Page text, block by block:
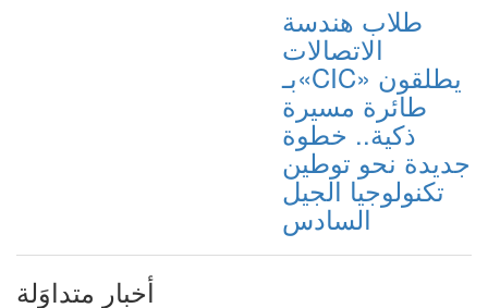
طلاب هندسة
الاتصالات
بـ«CIC» يطلقون
طائرة مسيرة
ذكية.. خطوة
جديدة نحو توطين
تكنولوجيا الجيل
السادس
أخبار متداوَلة